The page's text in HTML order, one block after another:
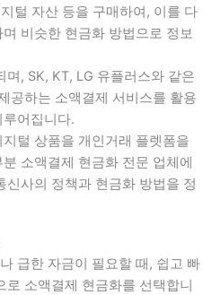
털 자산 등을 구매하여, 이를 다
비슷한 현금화 방법으로 정보
, SK, KT, LG 유플러스와 같은
공하는 소액결제 서비스를 활용
어집니다.
털 상품을 개인거래 플렛폼을
소액결제 현금화 전문 업체에
사의 정책과 현금화 방법을 정
급한 자금이 필요할 때 , 쉽고 빠
소액결제 현금화를 선택합니